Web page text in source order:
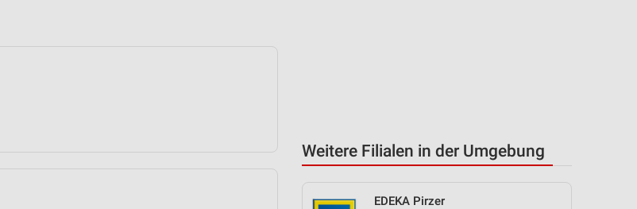
Weitere Filialen in der Umgebung
EDEKA Pirzer